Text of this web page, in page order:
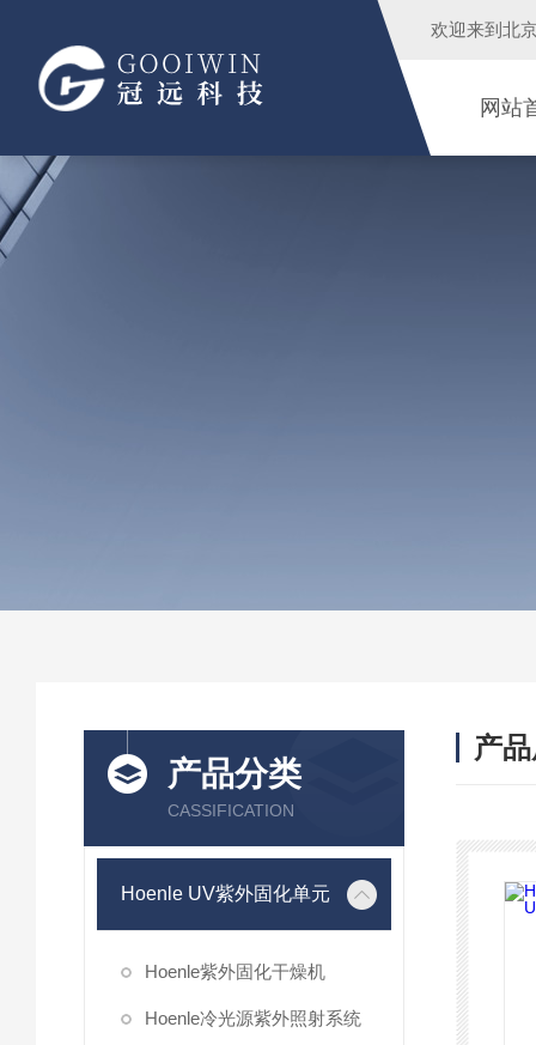
欢迎来到 北
网站
产品分类
CASSIFICATION
Hoenle UV紫外固化单元
Hoenle紫外固化干燥机
Hoenle冷光源紫外照射系统
产